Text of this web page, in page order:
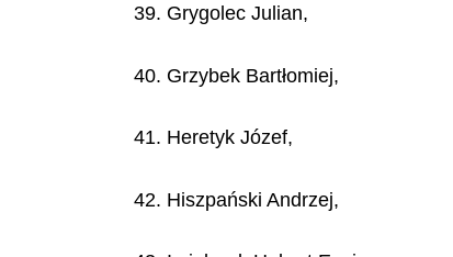
39. Grygolec Julian,
40. Grzybek Bartłomiej,
41. Heretyk Józef,
42. Hiszpański Andrzej,